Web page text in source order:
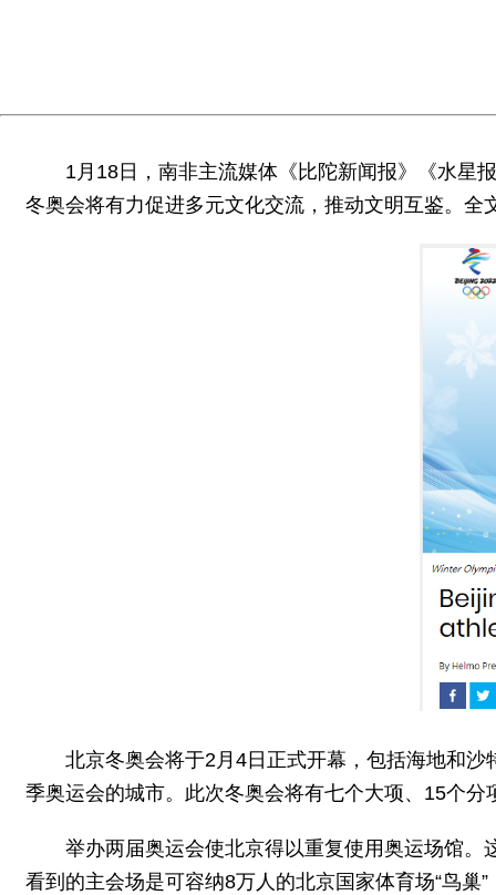
1月18日，南非主流媒体《比陀新闻报》《水星
冬奥会将有力促进多元文化交流，推动文明互鉴。全
北京冬奥会将于2月4日正式开幕，包括海地和
季奥运会的城市。此次冬奥会将有七个大项、15个
举办两届奥运会使北京得以重复使用奥运场馆
看到的主会场是可容纳8万人的北京国家体育场“鸟